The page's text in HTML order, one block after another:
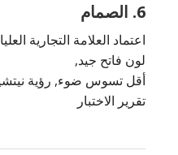
6. الصمام
اعتماد العلامة التجارية
لون فاتح جيد,
تقرير الاختبار